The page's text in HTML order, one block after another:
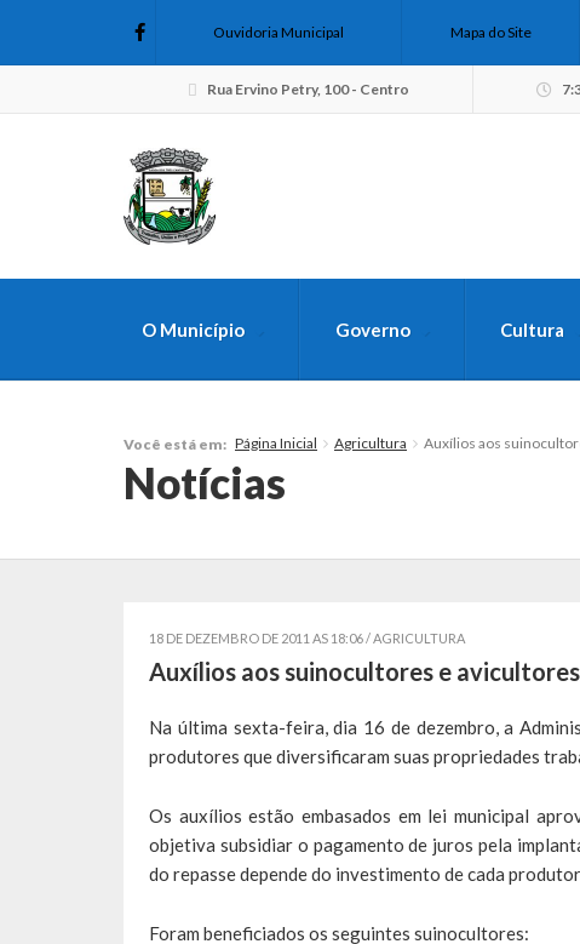
Ouvidoria Municipal Mapa do Site
Rua Ervino Petry, 100 - Centro
O Município Governo Cultura
Você está em: Página Inicial Agricultura Auxílios aos
Notícias
18 DE DEZEMBRO DE 2011 AS 18:06 /AGRICULTURA
Auxílios aos suinocultores e avicultores
Na última sexta-feira, dia 16 de dezembro, a
produtores que diversificaram suas propriedades
Os auxílios estão embasados em lei municipal
objetiva subsidiar o pagamento de juros pela
do repasse depende do investimento de cada
Foram beneficiados os seguintes suinocultores: